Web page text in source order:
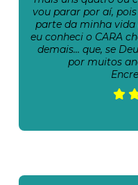
vou parar por aí,
parte da minha vida
eu conheci o CARA
demais… que, se
por muitos